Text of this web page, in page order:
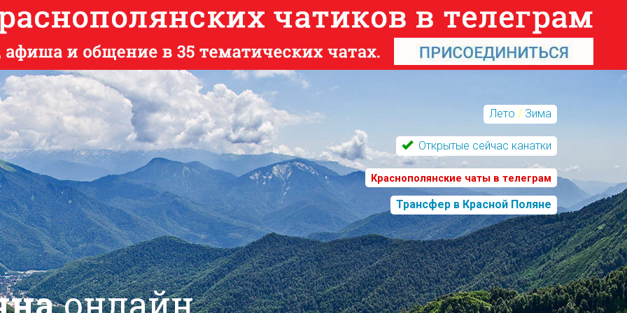
Лето / Зима
Открытые сейчас канатки
Краснополянские чаты в телеграм
Трансфер в Красной Поляне